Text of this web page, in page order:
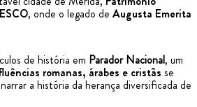
, onde o legado de Augusta Emerita
de história em Parador Nacional, um
romanas, árabes e cristãs se
a história da herança diversificada de